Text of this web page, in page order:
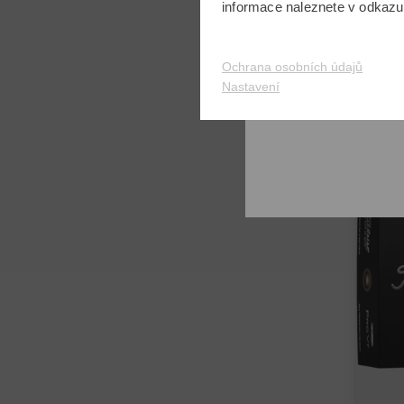
informace naleznete v odkazu
Ochrana osobních údajů
Nastavení